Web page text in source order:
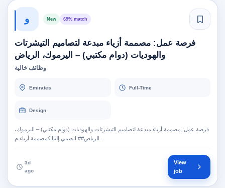
و New 69% match
فرصة عمل: مصممة أزياء مبدعة لتصاميم التيشرتات
والهوديات (دوام مكتبي) – اليرموك، الرياض
وظائف خالية
Emirates Full-Time
Design
فرصة عمل: مصممة أزياء مبدعة لتصاميم التيشرتات والهوديات (دوام مكتبي) – اليرموك،
3d
ago
View
job